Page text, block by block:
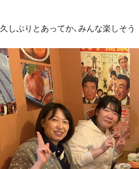
久しぶりとあってか、みんな楽しそう